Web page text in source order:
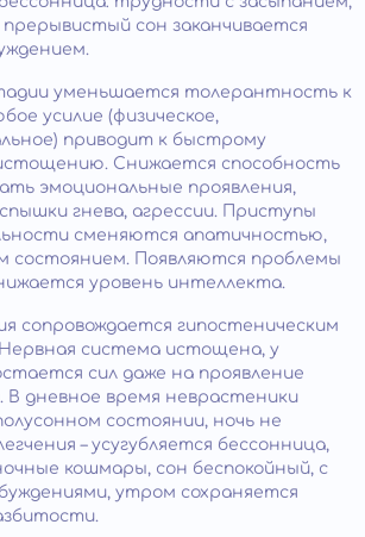
прерывистый сон заканчивается
уменьшается толерантность к
усилие (физическое,
приводит к быстрому
Снижается способность
эмоциональные проявления,
гнева, агрессии. Приступы
сменяются апатичностью,
состоянием. Появляются проблемы
уровень интеллекта.
сопровождается гипостеническим
система истощена, у
сил даже на проявление
В дневное время неврастеники
состоянии, ночь не
– усугубляется бессонница,
кошмары, сон беспокойный, с
утром сохраняется